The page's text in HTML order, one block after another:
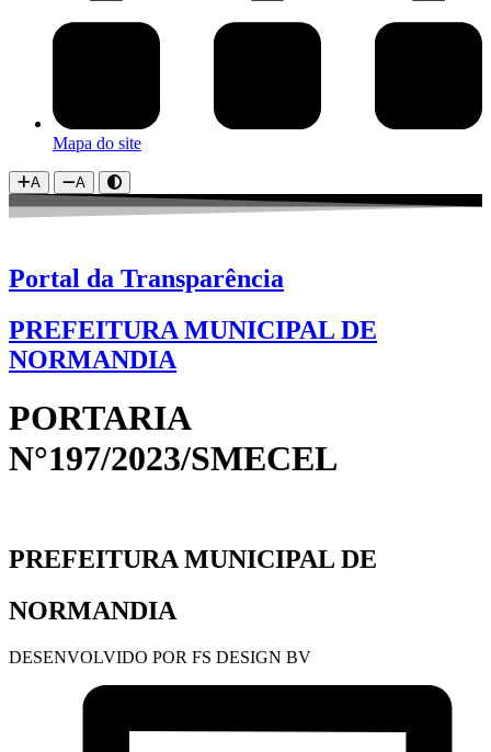
Mapa do site
A A
Portal da Transparência
PREFEITURA MUNICIPAL DE
NORMANDIA
PORTARIA
N°197/2023/SMECEL
PREFEITURA MUNICIPAL DE
NORMANDIA
DESENVOLVIDO POR FS DESIGN BV